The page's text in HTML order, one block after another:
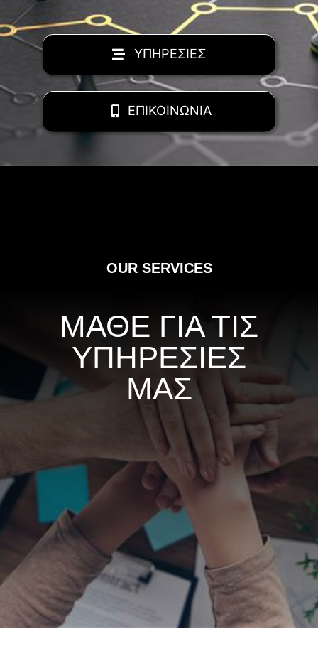
ΥΠΗΡΕΣΙΕΣ
ΕΠΙΚΟΙΝΩΝΙΑ
OUR SERVICES
ΜΑΘΕ ΓΙΑ ΤΙΣ
ΥΠΗΡΕΣΙΕΣ
ΜΑΣ